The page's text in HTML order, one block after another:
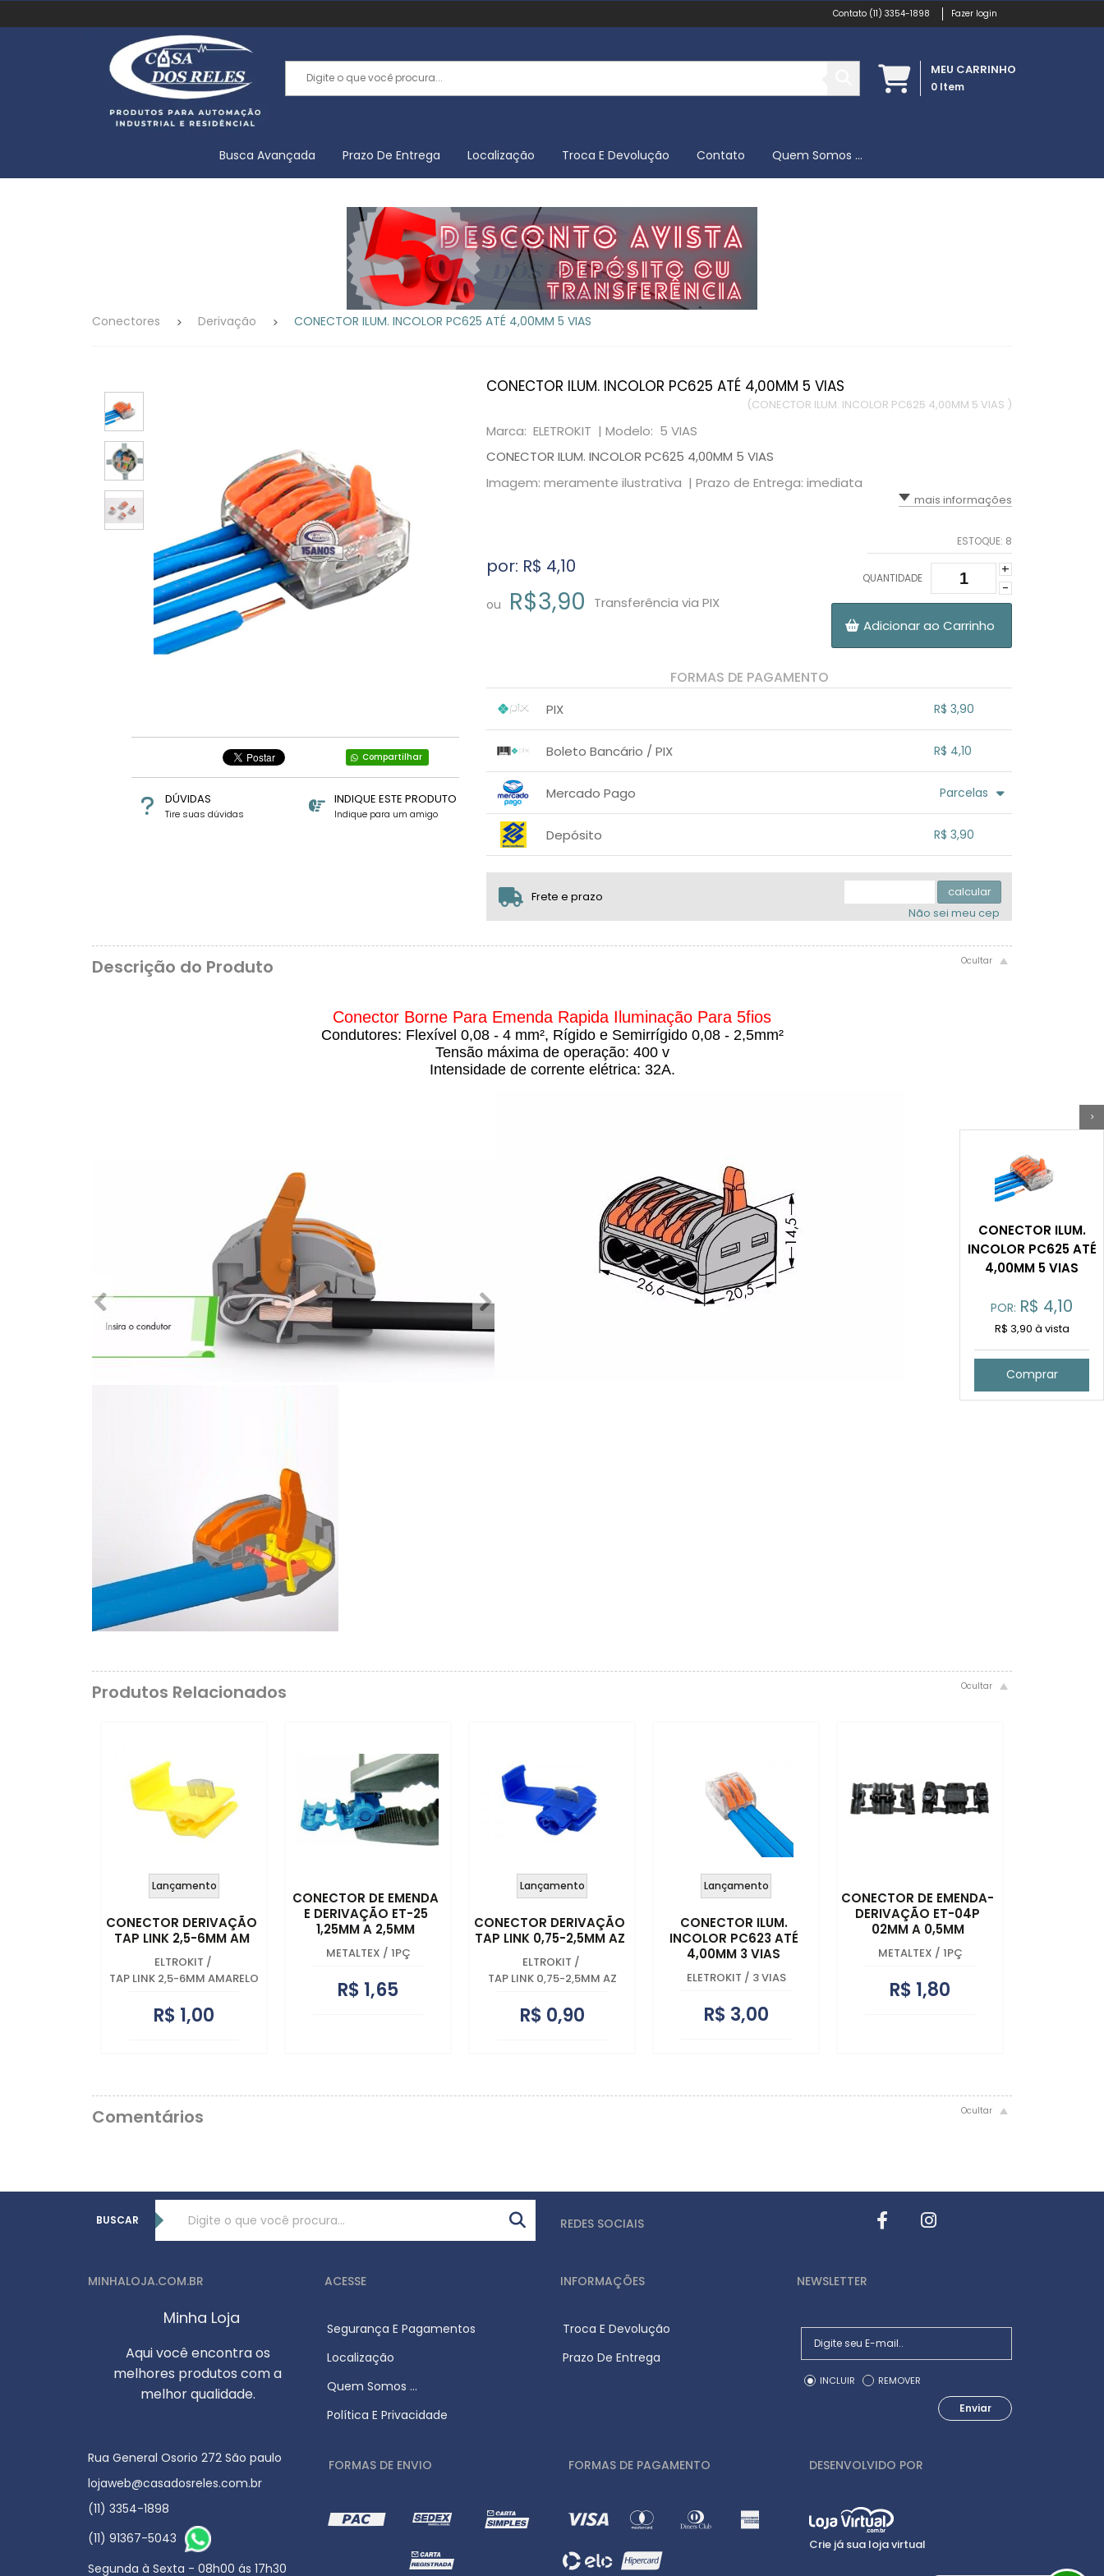
(11) 3354-1898 Fazer login
MEU CARRINHO
0 Item
Busca Avançada Prazo De Entrega Localização Troca E Devolução Contato Quem Somos ...
>
CONECTOR ILUM.
INCOLOR PC625 ATÉ
4,00MM 5 VIAS
POR: R$ 4,10
R$ 3,90 à vista
Comprar
Conectores Derivação CONECTOR ILUM. INCOLOR PC625 ATÉ 4,00MM 5 VIAS
Compartilhar
DÚVIDAS
Tire suas dúvidas
INDIQUE ESTE PRODUTO
Indique para um amigo
CONECTOR ILUM. INCOLOR PC625 ATÉ 4,00MM 5 VIAS
(CONECTOR ILUM. INCOLOR PC625 4,00MM 5 VIAS )
Marca: ELETROKIT | Modelo: 5 VIAS
CONECTOR ILUM. INCOLOR PC625 4,00MM 5 VIAS
Imagem: meramente ilustrativa | Prazo de Entrega: imediata
mais informações
por: R$ 4,10
ou R$3,90 Transferência via PIX
ESTOQUE: 8
QUANTIDADE
+
-
Adicionar ao Carrinho
FORMAS DE PAGAMENTO
PIX
R$ 3,90
....
Boleto Bancário / PIX
R$ 4,10
Mercado Pago
Parcelas
Depósito
R$ 3,90
... ....
Frete e prazo
calcular
Não sei meu cep
Descrição do Produto
Conector Borne Para Emenda Rapida Iluminação Para 5fios
Condutores: Flexível 0,08 - 4 mm², Rígido e Semirrígido 0,08 - 2,5mm²
Tensão máxima de operação: 400 v
Intensidade de corrente elétrica: 32A.
Produtos Relacionados
Lançamento
CONECTOR DERIVAÇÃO
TAP LINK 2,5-6MM AM
ELTROKIT /
TAP LINK 2,5-6MM AMARELO
R$ 1,00
CONECTOR DE EMENDA
E DERIVAÇÃO ET-25
1,25MM A 2,5MM
METALTEX / 1PÇ
R$ 1,65
Lançamento
CONECTOR DERIVAÇÃO
TAP LINK 0,75-2,5MM AZ
ELTROKIT /
TAP LINK 0,75-2,5MM AZ
R$ 0,90
Lançamento
CONECTOR ILUM.
INCOLOR PC623 ATÉ
4,00MM 3 VIAS
ELETROKIT / 3 VIAS
R$ 3,00
CONECTOR DE EMENDA-
DERIVAÇÃO ET-04P
02MM A 0,5MM
METALTEX / 1PÇ
R$ 1,80
Comentários
BUSCAR REDES SOCIAIS
MINHALOJA.COM.BR
Minha Loja
Aqui você encontra os
melhores produtos com a
melhor qualidade.
ACESSE
Segurança E Pagamentos
Localização
Quem Somos ...
Política E Privacidade
INFORMAÇÕES
Troca E Devolução
Prazo De Entrega
NEWSLETTER
INCLUIR REMOVER
Enviar
Rua General Osorio 272 São paulo
lojaweb@casadosreles.com.br
(11) 3354-1898
(11) 91367-5043
Segunda à Sexta - 08h00 ás 17h30
FORMAS DE ENVIO FORMAS DE PAGAMENTO DESENVOLVIDO POR
Crie já sua loja virtual